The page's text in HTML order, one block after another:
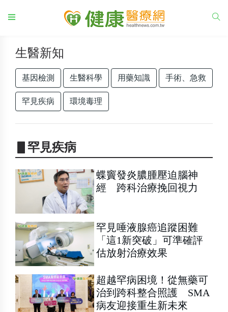
生醫新知
基因檢測 生醫科學 用藥知識 手術、急救
罕見疾病 環境毒理
▋罕見疾病
蝶竇發炎膿腫壓迫腦神
經 跨科治療挽回視力
罕見唾液腺癌追蹤困難
「這1新突破」可準確評
估放射治療效果
超越罕病困境！從無藥可
治到跨科整合照護 SMA
病友迎接重生新未來